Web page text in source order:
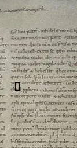
Search